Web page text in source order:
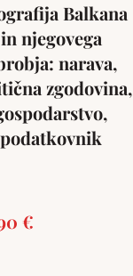
Balkana
in njegovega
narava,
zgodovina,
podatkovnik
€